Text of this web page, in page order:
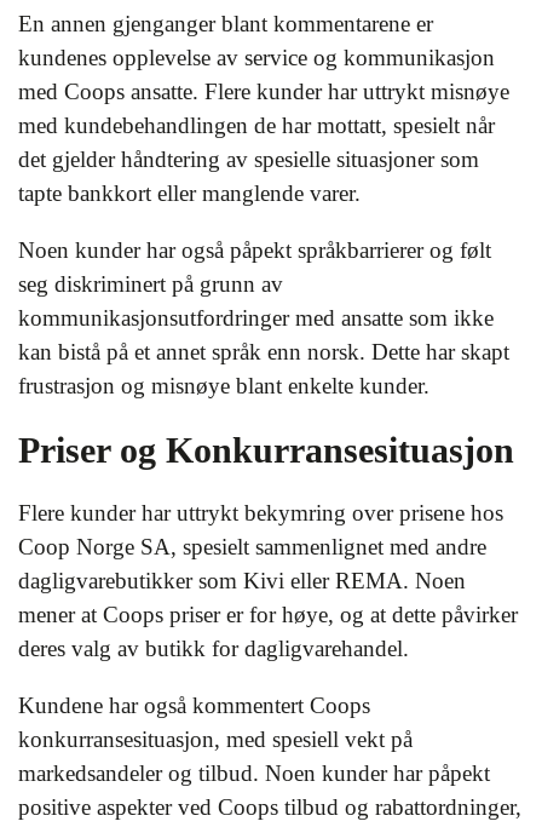
En annen gjenganger blant kommentarene er
kundenes opplevelse av service og kommunikasjon
med Coops ansatte. Flere kunder har uttrykt misnøye
med kundebehandlingen de har mottatt, spesielt når
det gjelder håndtering av spesielle situasjoner som
tapte bankkort eller manglende varer.
Noen kunder har også påpekt språkbarrierer og følt
seg diskriminert på grunn av
kommunikasjonsutfordringer med ansatte som ikke
kan bistå på et annet språk enn norsk. Dette har skapt
frustrasjon og misnøye blant enkelte kunder.
Priser og Konkurransesituasjon
Flere kunder har uttrykt bekymring over prisene hos
Coop Norge SA, spesielt sammenlignet med andre
dagligvarebutikker som Kivi eller REMA. Noen
mener at Coops priser er for høye, og at dette påvirker
deres valg av butikk for dagligvarehandel.
Kundene har også kommentert Coops
konkurransesituasjon, med spesiell vekt på
markedsandeler og tilbud. Noen kunder har påpekt
positive aspekter ved Coops tilbud og rabattordninger,